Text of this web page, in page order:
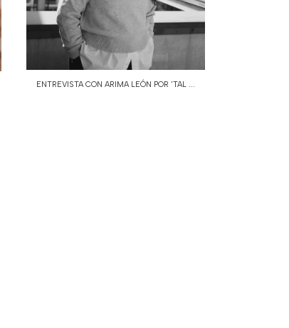
ENTREVISTA CON ARIMA LEÓN POR 'TAL ...